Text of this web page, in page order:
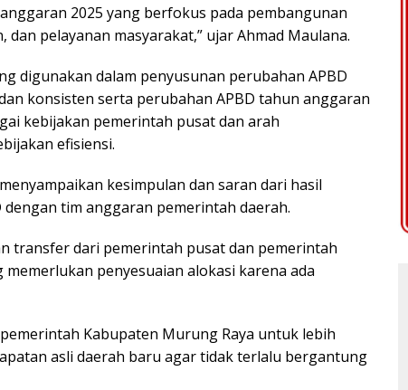
2025 yang berfokus pada pembangunan
pelayanan masyarakat,” ujar Ahmad Maulana.
digunakan dalam penyusunan perubahan APBD
konsisten serta perubahan APBD tahun anggaran
kebijakan pemerintah pusat dan arah
efisiensi.
kesimpulan dan saran dari hasil
tim anggaran pemerintah daerah.
transfer dari pemerintah pusat dan pemerintah
penyesuaian alokasi karena ada
Kabupaten Murung Raya untuk lebih
asli daerah baru agar tidak terlalu bergantung